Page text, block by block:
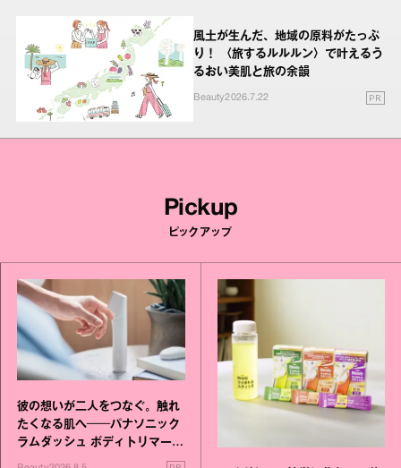
風土が生んだ、地域の原料がたっぷ
り！ 〈旅するルルルン〉で叶えるう
るおい美肌と旅の余韻
Beauty2026.7.22 PR
Pickup
ピックアップ
彼の想いが二人をつなぐ。触れ
たくなる肌へ──パナソニック
ラムダッシュ ボディトリマーが